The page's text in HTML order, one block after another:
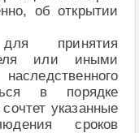
об открытии
принятия
или иными
в порядке
указанные
сроков